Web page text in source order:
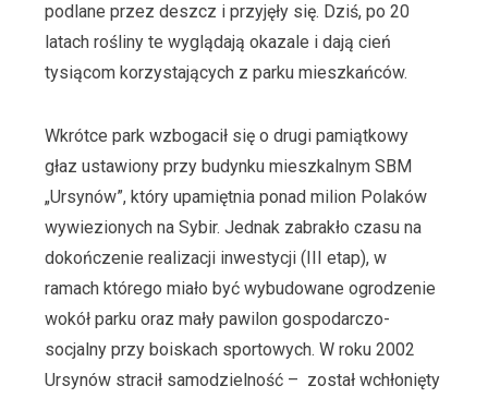
podlane przez deszcz i przyjęły się. Dziś, po 20
latach rośliny te wyglądają okazale i dają cień
tysiącom korzystających z parku mieszkańców.
Wkrótce park wzbogacił się o drugi pamiątkowy
głaz ustawiony przy budynku mieszkalnym SBM
„Ursynów”, który upamiętnia ponad milion Polaków
wywiezionych na Sybir. Jednak zabrakło czasu na
dokończenie realizacji inwestycji (III etap), w
ramach którego miało być wybudowane ogrodzenie
wokół parku oraz mały pawilon gospodarczo-
socjalny przy boiskach sportowych. W roku 2002
Ursynów stracił samodzielność – został wchłonięty